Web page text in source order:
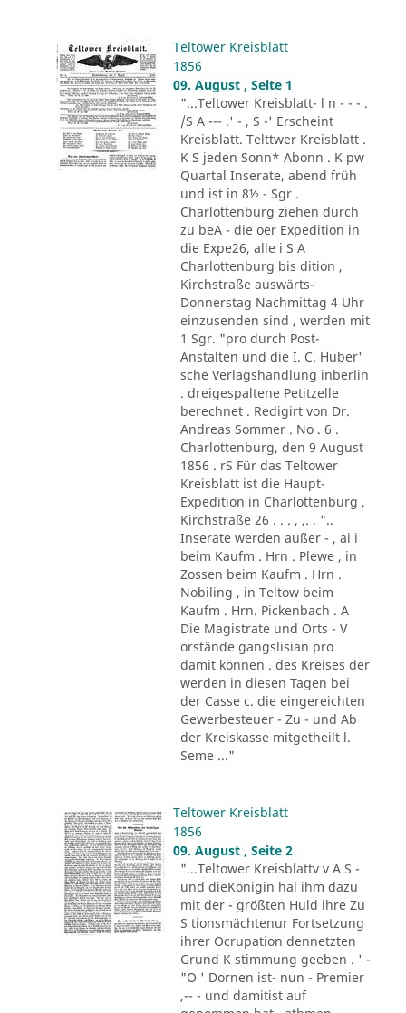
Teltower Kreisblatt
1856
09. August , Seite 1
"...Teltower Kreisblatt- l n - - - .
/S A --- .' - , S -' Erscheint
Kreisblatt. Telttwer Kreisblatt .
K S jeden Sonn* Abonn . K pw
Quartal Inserate, abend früh
und ist in 8½ - Sgr .
Charlottenburg ziehen durch
zu beA - die oer Expedition in
die Expe26, alle i S A
Charlottenburg bis dition ,
Kirchstraße auswärts-
Donnerstag Nachmittag 4 Uhr
einzusenden sind , werden mit
1 Sgr. "pro durch Post-
Anstalten und die I. C. Huber'
sche Verlagshandlung inberlin
. dreigespaltene Petitzelle
berechnet . Redigirt von Dr.
Andreas Sommer . No . 6 .
Charlottenburg, den 9 August
1856 . rS Für das Teltower
Kreisblatt ist die Haupt-
Expedition in Charlottenburg ,
Kirchstraße 26 . . . , ,. . "..
Inserate werden außer - , ai i
beim Kaufm . Hrn . Plewe , in
Zossen beim Kaufm . Hrn .
Nobiling , in Teltow beim
Kaufm . Hrn. Pickenbach . A
Die Magistrate und Orts - V
orstände gangslisian pro
damit können . des Kreises der
werden in diesen Tagen bei
der Casse c. die eingereichten
Gewerbesteuer - Zu - und Ab
der Kreiskasse mitgetheilt l.
Seme ..."
Teltower Kreisblatt
1856
09. August , Seite 2
"...Teltower Kreisblattv v A S -
und dieKönigin hal ihm dazu
mit der - größten Huld ihre Zu
S tionsmächtenur Fortsetzung
ihrer Ocrupation dennetzten
Grund K stimmung geeben . ' -
"O ' Dornen ist- nun - Premier
,-- - und damitist auf